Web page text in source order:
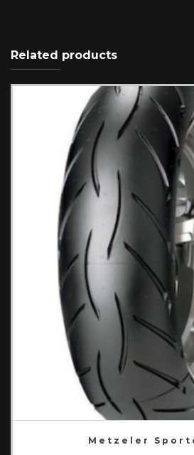
Related products
Metzeler